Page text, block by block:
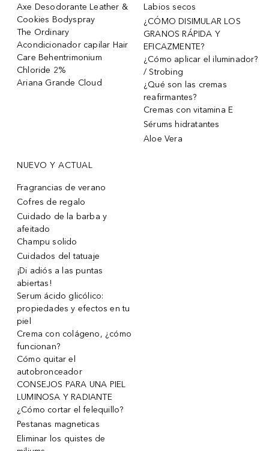
Axe Desodorante Leather &
Cookies Bodyspray
The Ordinary
Acondicionador capilar Hair
Care Behentrimonium
Chloride 2%
Ariana Grande Cloud
Labios secos
¿CÓMO DISIMULAR LOS
GRANOS RÁPIDA Y
EFICAZMENTE?
¿Cómo aplicar el iluminador?
/ Strobing
¿Qué son las cremas
reafirmantes?
Cremas con vitamina E
Sérums hidratantes
Aloe Vera
NUEVO Y ACTUAL
Fragrancias de verano
Cofres de regalo
Cuidado de la barba y
afeitado
Champu solido
Cuidados del tatuaje
¡Di adiós a las puntas
abiertas!
Serum ácido glicólico:
propiedades y efectos en tu
piel
Crema con colágeno, ¿cómo
funcionan?
Cómo quitar el
autobronceador
CONSEJOS PARA UNA PIEL
LUMINOSA Y RADIANTE
¿Cómo cortar el felequillo?
Pestanas magneticas
Eliminar los quistes de